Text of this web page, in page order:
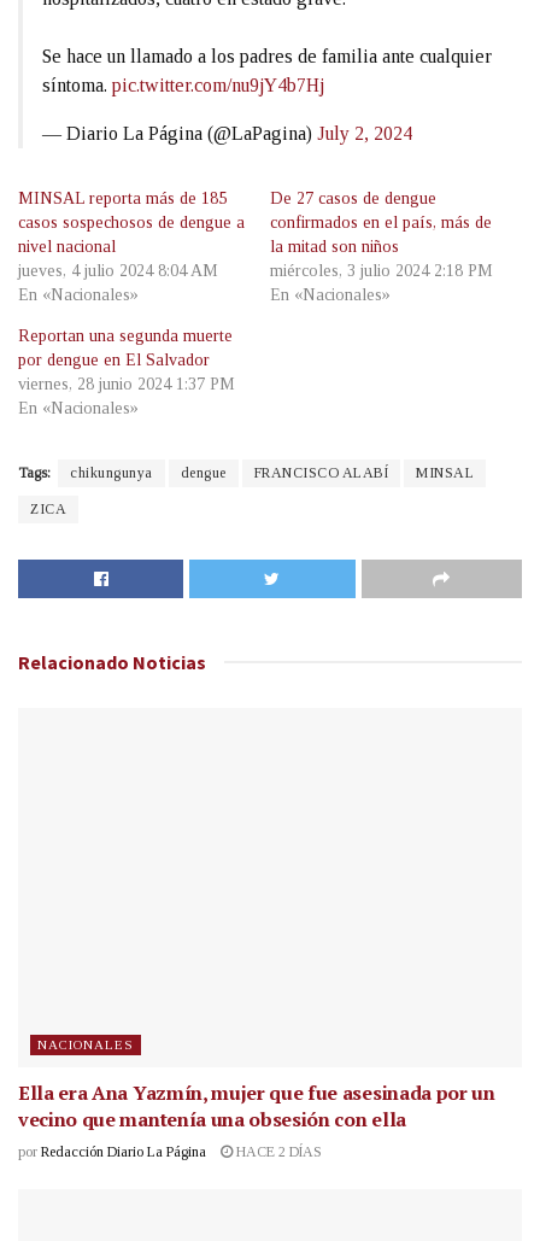
Se hace un llamado a los padres de familia ante cualquier
síntoma. pic.twitter.com/nu9jY4b7Hj
— Diario La Página (@LaPagina) July 2, 2024
MINSAL reporta más de 185
casos sospechosos de dengue a
nivel nacional
jueves, 4 julio 2024 8:04 AM
En «Nacionales»
De 27 casos de dengue
confirmados en el país, más de
la mitad son niños
miércoles, 3 julio 2024 2:18 PM
En «Nacionales»
Reportan una segunda muerte
por dengue en El Salvador
viernes, 28 junio 2024 1:37 PM
En «Nacionales»
Tags: chikungunya dengue FRANCISCO ALABÍ MINSAL
ZICA
Relacionado Noticias
NACIONALES
Ella era Ana Yazmín, mujer que fue asesinada por un
vecino que mantenía una obsesión con ella
por Redacción Diario La Página HACE 2 DÍAS